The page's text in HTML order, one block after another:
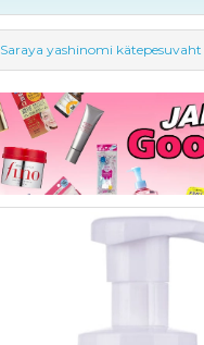
Saraya yashinomi